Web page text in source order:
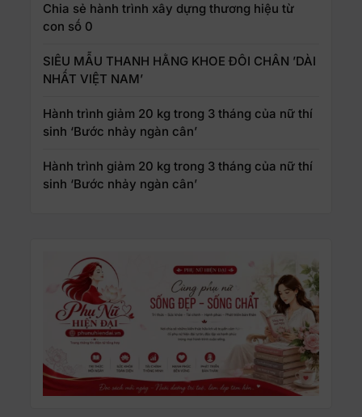
Chia sẻ hành trình xây dựng thương hiệu từ
con số 0
SIÊU MẪU THANH HẰNG KHOE ĐÔI CHÂN ’DÀI
NHẤT VIỆT NAM’
Hành trình giảm 20 kg trong 3 tháng của nữ thí
sinh ‘Bước nhảy ngàn cân’
Hành trình giảm 20 kg trong 3 tháng của nữ thí
sinh ‘Bước nhảy ngàn cân’